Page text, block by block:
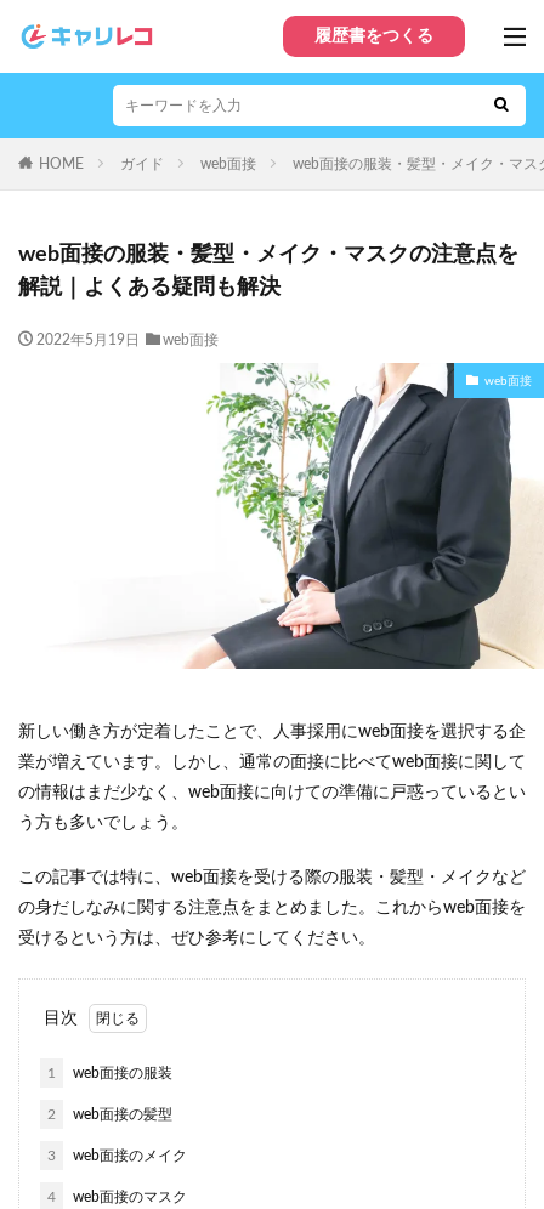
履歴書をつくる
HOME ガイド web面接 web面接の服装・髪型・メイク・マ
web面接の服装・髪型・メイク・マスクの注意点を
解説｜よくある疑問も解決
2022年5月19日 web面接
web面接
新しい働き方が定着したことで、人事採用にweb面接を選択する企
業が増えています。しかし、通常の面接に比べてweb面接に関して
の情報はまだ少なく、web面接に向けての準備に戸惑っているとい
う方も多いでしょう。
この記事では特に、web面接を受ける際の服装・髪型・メイクなど
の身だしなみに関する注意点をまとめました。これからweb面接を
受けるという方は、ぜひ参考にしてください。
目次
1 web面接の服装
2 web面接の髪型
3 web面接のメイク
4 web面接のマスク